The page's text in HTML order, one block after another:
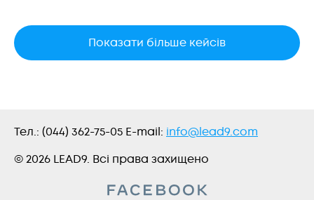
Показати більше кейсів
Тел.: (044) 362-75-05 E-mail: info@lead9.com
© 2026 LEAD9. Всі права захищено